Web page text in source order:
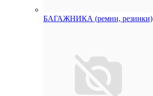
БАГАЖНИКА (ремни, резинки)